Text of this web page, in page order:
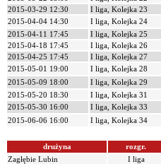
2015-03-29 12:30
I liga, Kolejka 23
2015-04-04 14:30
I liga, Kolejka 24
2015-04-11 17:45
I liga, Kolejka 25
2015-04-18 17:45
I liga, Kolejka 26
2015-04-25 17:45
I liga, Kolejka 27
2015-05-01 19:00
I liga, Kolejka 28
2015-05-09 18:00
I liga, Kolejka 29
2015-05-20 18:30
I liga, Kolejka 31
2015-05-30 16:00
I liga, Kolejka 33
2015-06-06 16:00
I liga, Kolejka 34
drużyna rozgr.
Zagłębie Lubin
I liga